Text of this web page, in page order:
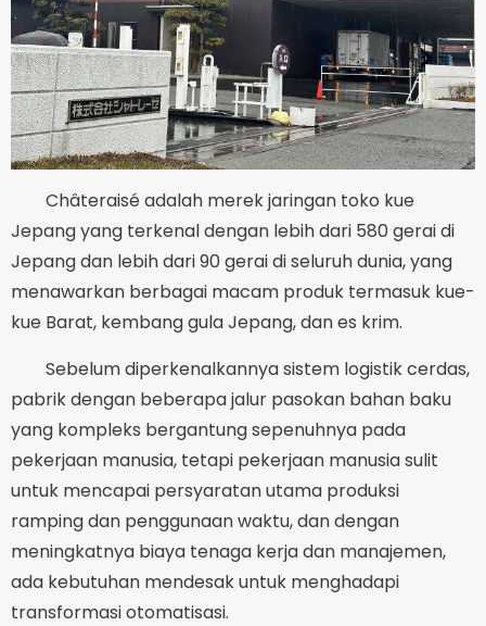
Châteraisé adalah merek jaringan toko kue
Jepang yang terkenal dengan lebih dari 580 gerai di
Jepang dan lebih dari 90 gerai di seluruh dunia, yang
menawarkan berbagai macam produk termasuk kue-
kue Barat, kembang gula Jepang, dan es krim.
Sebelum diperkenalkannya sistem logistik cerdas,
pabrik dengan beberapa jalur pasokan bahan baku
yang kompleks bergantung sepenuhnya pada
pekerjaan manusia, tetapi pekerjaan manusia sulit
untuk mencapai persyaratan utama produksi
ramping dan penggunaan waktu, dan dengan
meningkatnya biaya tenaga kerja dan manajemen,
ada kebutuhan mendesak untuk menghadapi
transformasi otomatisasi.